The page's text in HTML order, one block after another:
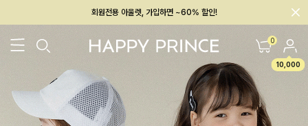
회원전용 아울렛, 가입하면 ~60% 할인!
멤버십 최대 28,000원 혜택 0
10,000
26SS 신상 BEST BABY[6~12M] 아우터/상의 하의/레깅스